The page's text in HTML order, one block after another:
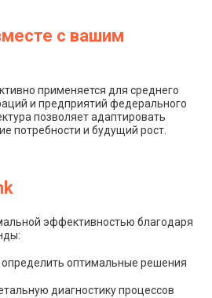
с вашим
применяется для среднего
и предприятий федерального
позволяет адаптировать
потребности и будущий рост.
эффективностью благодаря
определить оптимальные решения
диагностику процессов